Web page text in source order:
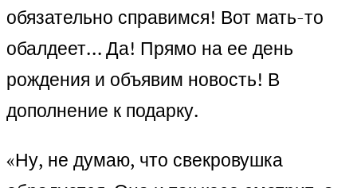
обязательно справимся! Вот мать-то
обалдеет… Да! Прямо на ее день
рождения и объявим новость! В
дополнение к подарку.
«Ну, не думаю, что свекровушка